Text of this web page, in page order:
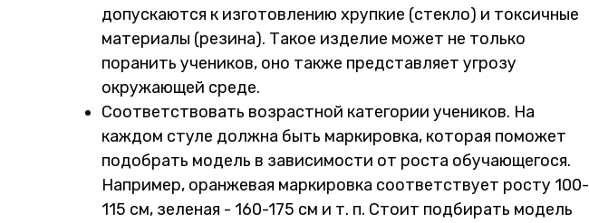
допускаются к изготовлению хрупкие (стекло) и токсичные
материалы (резина). Такое изделие может не только
поранить учеников, оно также представляет угрозу
окружающей среде.
Соответствовать возрастной категории учеников. На
каждом стуле должна быть маркировка, которая поможет
подобрать модель в зависимости от роста обучающегося.
Например, оранжевая маркировка соответствует росту 100-
115 см, зеленая - 160-175 см и т. п. Стоит подбирать модель